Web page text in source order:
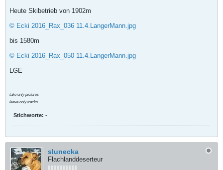
Heute Skibetrieb von 1902m
© Ecki 2016_Rax_036 11.4.LangerMann.jpg
bis 1580m
© Ecki 2016_Rax_050 11.4.LangerMann.jpg
LGE
take only pictures
leave only tracks
Stichworte: -
slunecka
Flachlanddeserteur